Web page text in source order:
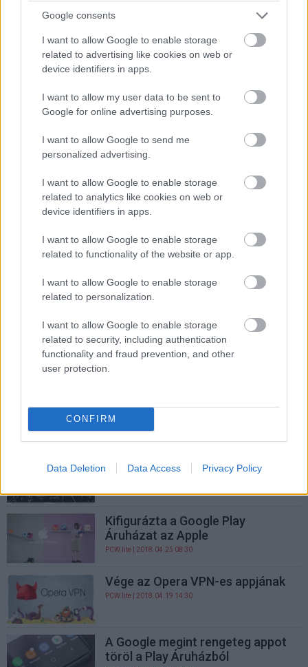
Google consents
I want to allow Google to enable storage
related to advertising like cookies on web or
device identifiers in apps.
I want to allow my user data to be sent to
Google for online advertising purposes.
I want to allow Google to send me
personalized advertising.
I want to allow Google to enable storage
related to analytics like cookies on web or
device identifiers in apps.
I want to allow Google to enable storage
related to functionality of the website or app.
I want to allow Google to enable storage
related to personalization.
I want to allow Google to enable storage
related to security, including authentication
functionality and fraud prevention, and other
user protection.
CONFIRM
Data Deletion Data Access Privacy Policy
Kártyaszerű felületet tesztel a
PCW.lite | 2018.07.24 08:30
Idén eddig 34 milliárd dollárt
PCW.lite| 2018.07.17 16:30
Készül a Mozilla újabb androidos
böngészője
| 2018.07.10 16:30
A Google mesterséges
intelligenciája tudja, hogy mit
PCW.lite| 2018.07.09 16:30
lophatják a pénzedet egyes
androidos appok
Az offline megosztott androidos
appok is biztonságosak lesznek
PCW.lite
androidos Opera
| 2018.05.15 15:00
Csúnyán lejáratta magát egy
androidos gyártó
Kifigurázta a Google Play
Áruházat az Apple
PCW.lite | 2018.04.25 08:30
Vége az Opera VPN-es appjának
PCW.lite | 2018.04.19 14:30
A Google megint rengeteg appot
töröl a Play Áruházból